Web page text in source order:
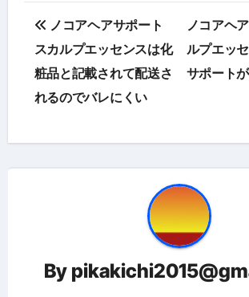
投
稿
ナ
ゲ
ン
ノコアヘアサポート
スカルプエッセンスは化
粧品と記載されて配送さ
れるのでバレにくい
ノコアヘ
ルプエッ
サポート
By